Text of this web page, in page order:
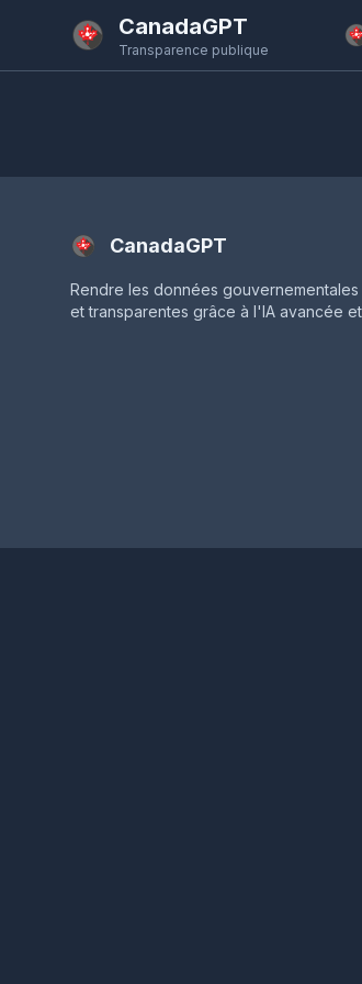
CanadaGPT
Transparence publique
CanadaGPT
Rendre les données
et transparentes grâce à l'IA avancée